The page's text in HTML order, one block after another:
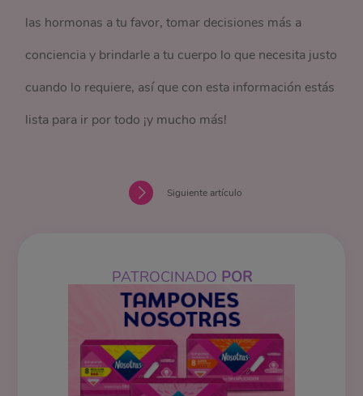
las hormonas a tu favor, tomar decisiones más a
conciencia y brindarle a tu cuerpo lo que necesita justo
cuando lo requiere, así que con esta información estás
lista para ir por todo ¡y mucho más!
Siguiente artículo
PATROCINADO POR